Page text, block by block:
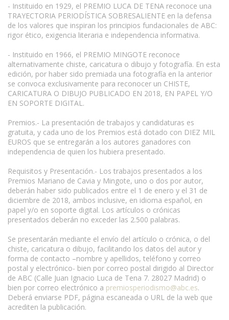
- Instituido en 1929, el PREMIO LUCA DE TENA reconoce una
TRAYECTORIA PERIODÍSTICA SOBRESALIENTE en la defensa
de los valores que inspiran los principios fundacionales de ABC:
rigor ético, exigencia literaria e independencia informativa.
- Instituido en 1966, el PREMIO MINGOTE reconoce
alternativamente chiste, caricatura o dibujo y fotografía. En esta
edición, por haber sido premiada una fotografía en la anterior
se convoca exclusivamente para reconocer un CHISTE,
CARICATURA O DIBUJO PUBLICADO EN 2018, EN PAPEL Y/O
EN SOPORTE DIGITAL.
Premios.- La presentación de trabajos y candidaturas es
gratuita, y cada uno de los Premios está dotado con DIEZ MIL
EUROS que se entregarán a los autores ganadores con
independencia de quien los hubiera presentado.
Requisitos y Presentación.- Los trabajos presentados a los
Premios Mariano de Cavia y Mingote, uno o dos por autor,
deberán haber sido publicados entre el 1 de enero y el 31 de
diciembre de 2018, ambos inclusive, en idioma español, en
papel y/o en soporte digital. Los artículos o crónicas
presentados deberán no exceder las 2.500 palabras.
Se presentarán mediante el envío del artículo o crónica, o del
chiste, caricatura o dibujo, facilitando los datos del autor y
forma de contacto –nombre y apellidos, teléfono y correo
postal y electrónico- bien por correo postal dirigido al Director
de ABC (Calle Juan Ignacio Luca de Tena 7. 28027 Madrid) o
bien por correo electrónico a premiosperiodismo@abc.es.
Deberá enviarse PDF, página escaneada o URL de la web que
acrediten la publicación.